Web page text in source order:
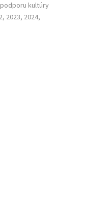
kultúry
2023, 2024,